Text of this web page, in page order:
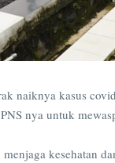
naiknya kasus
nya untuk
kesehatan